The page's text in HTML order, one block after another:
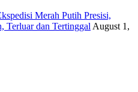
Merah Putih Presisi,
Terluar dan Tertinggal August 1,